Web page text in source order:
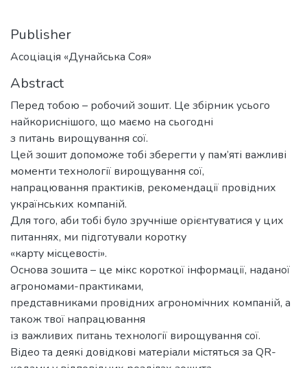
Publisher
Асоціація «Дунайська Соя»
Abstract
Перед тобою – робочий зошит. Це збірник усього
найкориснішого, що маємо на сьогодні
з питань вирощування сої.
Цей зошит допоможе тобі зберегти у пам’яті важливі
моменти технології вирощування сої,
напрацювання практиків, рекомендації провідних
українських компаній.
Для того, аби тобі було зручніше орієнтуватися у цих
питаннях, ми підготували коротку
«карту місцевості».
Основа зошита – це мікс короткої інформації, наданої
агрономами-практиками,
представниками провідних агрономічних компаній, а
також твої напрацювання
із важливих питань технології вирощування сої.
Відео та деякі довідкові матеріали містяться за QR-